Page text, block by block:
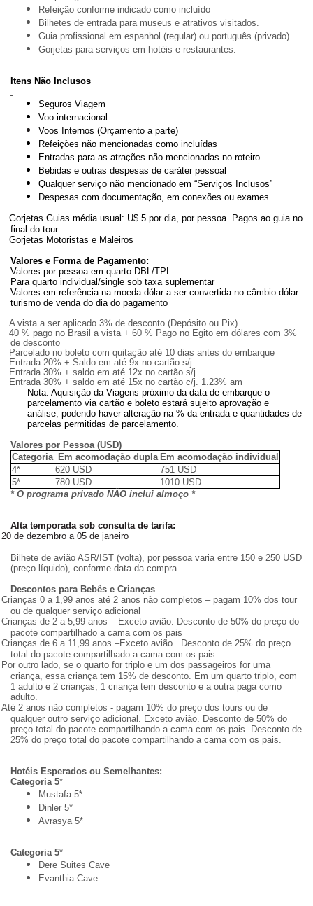
Refeição conforme indicado como incluído
Bilhetes de entrada para museus e atrativos visitados.
Guia profissional em espanhol (regular) ou português (privado).
Gorjetas para serviços em hotéis e restaurantes.
Itens Não Inclusos
Seguros Viagem
Voo internacional
Voos Internos (Orçamento a parte)
Refeições não mencionadas como incluídas
Entradas para as atrações não mencionadas no roteiro
Bebidas e outras despesas de caráter pessoal
Qualquer serviço não mencionado em “Serviços Inclusos”
Despesas com documentação, em conexões ou exames.
Gorjetas Guias média usual: U$ 5 por dia, por pessoa. Pagos ao guia no
final do tour.
Gorjetas Motoristas e Maleiros
Valores e Forma de Pagamento:
Valores por pessoa em quarto DBL/TPL.
Para quarto individual/single sob taxa suplementar
Valores em referência na moeda dólar a ser convertida no câmbio dólar
turismo de venda do dia do pagamento
A vista a ser aplicado 3% de desconto (Depósito ou Pix)
40 % pago no Brasil a vista + 60 % Pago no Egito em dólares com 3%
de desconto
Parcelado no boleto com quitação até 10 dias antes do embarque
Entrada 20% + Saldo em até 9x no cartão s/j.
Entrada 30% + saldo em até 12x no cartão s/j.
Entrada 30% + saldo em até 15x no cartão c/j. 1.23% am
Nota: Aquisição da Viagens próximo da data de embarque o
parcelamento via cartão e boleto estará sujeito aprovação e
análise, podendo haver alteração na % da entrada e quantidades de
parcelas permitidas de parcelamento.
Valores por Pessoa (USD)
Categoria Em acomodação dupla Em acomodação individual
4*
620 USD
751 USD
5*
780 USD
1010 USD
* O programa privado NÃO inclui almoço *
Alta temporada sob consulta de tarifa:
20 de dezembro a 05 de janeiro
Bilhete de avião ASR/IST (volta), por pessoa varia entre 150 e 250 USD
(preço líquido), conforme data da compra.
Descontos para Bebês e Crianças
Crianças 0 a 1,99 anos até 2 anos não completos – pagam 10% dos tour
ou de qualquer serviço adicional
Crianças de 2 a 5,99 anos – Exceto avião. Desconto de 50% do preço do
pacote compartilhado a cama com os pais
Crianças de 6 a 11,99 anos –Exceto avião. Desconto de 25% do preço
total do pacote compartilhado a cama com os pais
Por outro lado, se o quarto for triplo e um dos passageiros for uma
criança, essa criança tem 15% de desconto. Em um quarto triplo, com
1 adulto e 2 crianças, 1 criança tem desconto e a outra paga como
adulto.
Até 2 anos não completos - pagam 10% do preço dos tours ou de
qualquer outro serviço adicional. Exceto avião. Desconto de 50% do
preço total do pacote compartilhando a cama com os pais. Desconto de
25% do preço total do pacote compartilhando a cama com os pais.
Hotéis Esperados ou Semelhantes:
Categoria 5*
Mustafa 5*
Dinler 5*
Avrasya 5*
Categoria 5*
Dere Suites Cave
Evanthia Cave